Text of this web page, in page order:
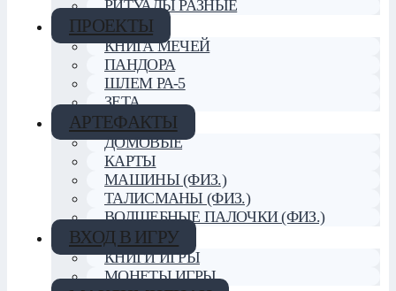
РИТУАЛЫ РАЗНЫЕ
ПРОЕКТЫ
КНИГА МЕЧЕЙ
ПАНДОРА
ШЛЕМ РА-5
ЗЕТА
АРТЕФАКТЫ
ДОМОВЫЕ
КАРТЫ
МАШИНЫ (ФИЗ.)
ТАЛИСМАНЫ (ФИЗ.)
ВОЛШЕБНЫЕ ПАЛОЧКИ (ФИЗ.)
ВХОД В ИГРУ
КНИГИ ИГРЫ
МОНЕТЫ ИГРЫ